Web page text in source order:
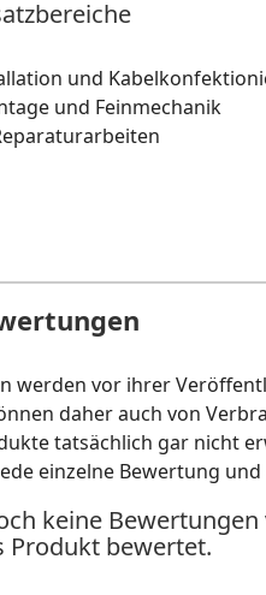
und
und Feinmechanik
werden vor ihrer
daher auch von
tatsächlich gar nicht
einzelne Bewertung
keine
Produkt bewertet.